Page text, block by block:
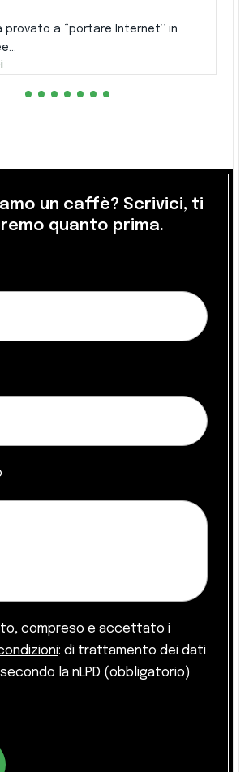
provato a “portare Internet” in
un caffè? Scrivici, ti
quanto prima.
compreso e accettato i
: di trattamento dei dati
la nLPD (obbligatorio)